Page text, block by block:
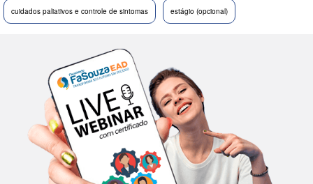
cuidados paliativos e controle de sintomas estágio (opcional)